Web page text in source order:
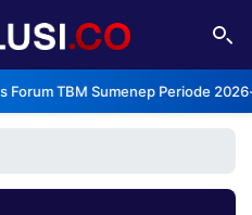
Forum TBM Sumenep Periode